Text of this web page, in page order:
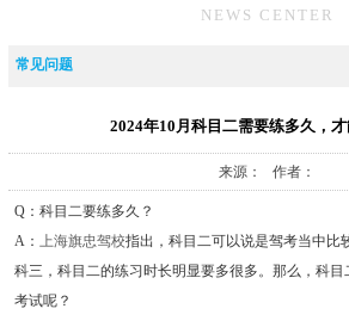
NEWS CENTER
常见问题
2024年10月科目二需要练多久，才
来源： 作者：
Q：科目二要练多久？
A： 上海旗忠驾校指出，科目二可以说是驾考当中比
科三，科目二的练习时长明显要多很多。那么，科
考试呢？